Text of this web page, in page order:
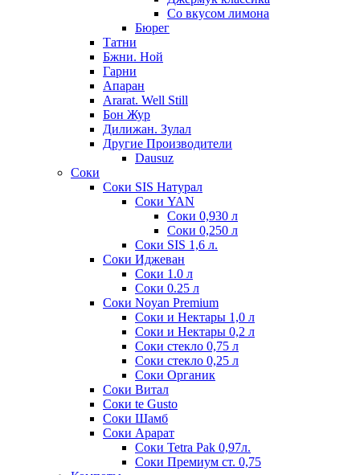
Со вкусом лимона
Бюрег
Татни
Бжни. Ной
Гарни
Апаран
Ararat. Well Still
Бон Жур
Дилижан. Зулал
Другие Производители
Dausuz
Соки
Соки SIS Натурал
Соки YAN
Соки 0,930 л
Соки 0,250 л
Соки SIS 1,6 л.
Соки Иджеван
Соки 1.0 л
Соки 0.25 л
Соки Noyan Premium
Соки и Нектары 1,0 л
Соки и Нектары 0,2 л
Соки стекло 0,75 л
Соки стекло 0,25 л
Соки Органик
Соки Витал
Соки te Gusto
Соки Шамб
Соки Арарат
Соки Tetra Pak 0,97л.
Соки Премиум ст. 0,75